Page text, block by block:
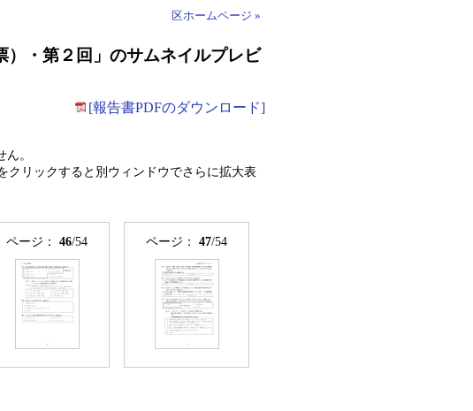
区ホームページ »
）・第２回」のサムネイルプレビ
[報告書PDFのダウンロード]
。
クリックすると別ウィンドウでさらに拡大表
ページ： 46/54 ページ： 47/54